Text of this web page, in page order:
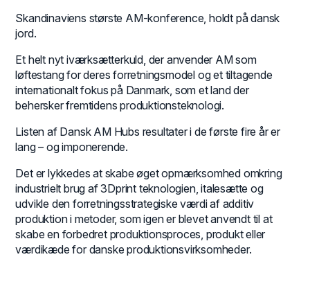
Skandinaviens største AM-konference, holdt på dansk
jord.
Et helt nyt iværksætterkuld, der anvender AM som
løftestang for deres forretningsmodel og et tiltagende
internationalt fokus på Danmark, som et land der
behersker fremtidens produktionsteknologi.
Listen af Dansk AM Hubs resultater i de første fire år er
lang – og imponerende.
Det er lykkedes at skabe øget opmærksomhed omkring
industrielt brug af 3Dprint teknologien, italesætte og
udvikle den forretningsstrategiske værdi af additiv
produktion i metoder, som igen er blevet anvendt til at
skabe en forbedret produktionsproces, produkt eller
værdikæde for danske produktionsvirksomheder.